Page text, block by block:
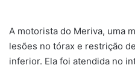
A motorista do Meriva, uma
lesões no tórax e restrição
inferior. Ela foi atendida no